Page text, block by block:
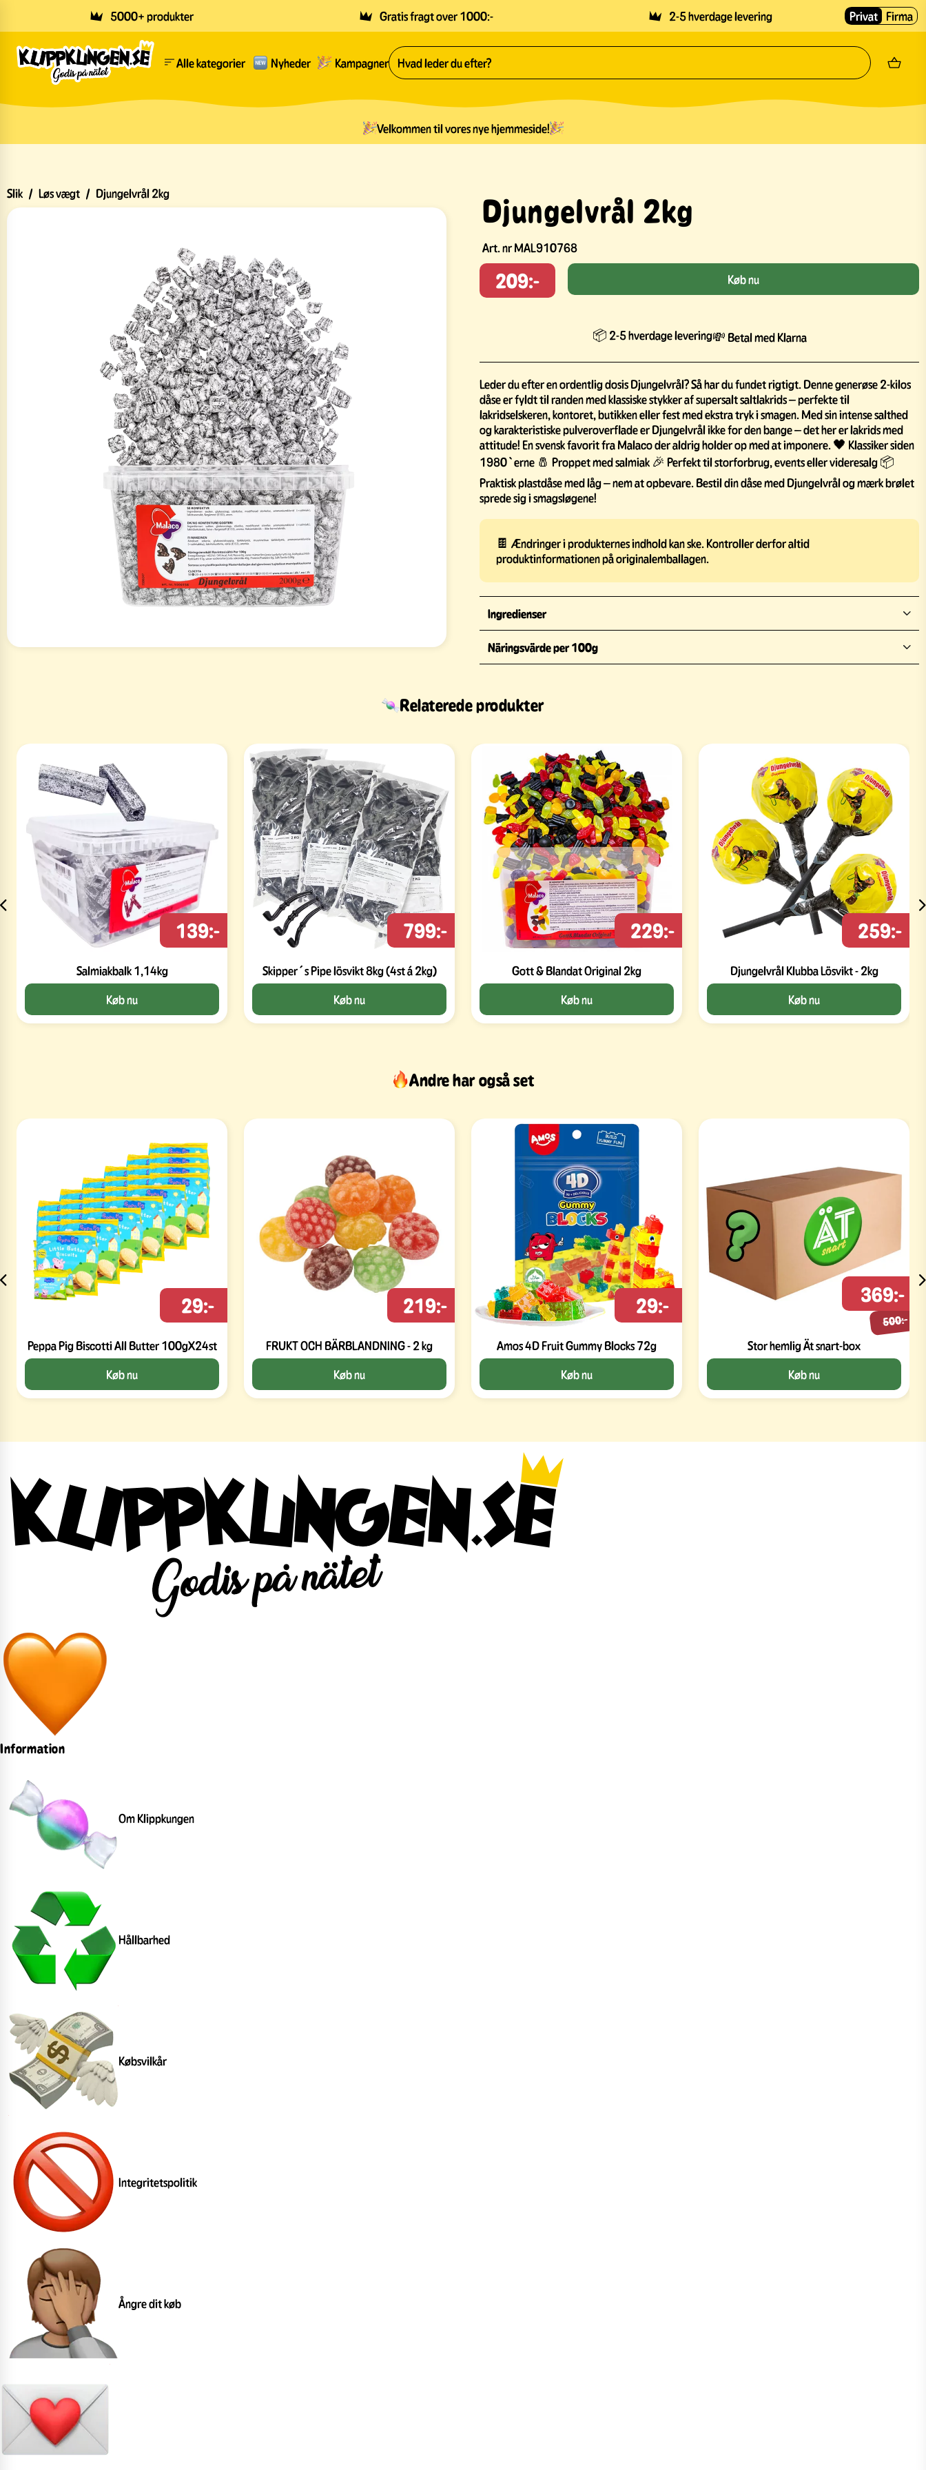
5000+ produkter Gratis fragt over 1000:- 2-5 hverdage levering Privat Firma
Alle kategorier Nyheder Kampagner
Velkommen til vores nye hjemmeside!
Slik / Løs vægt / Djungelvrål 2kg Djungelvrål 2kg
Art. nrMAL910768
209:- Køb nu
📦 2-5 hverdage levering💸 Betal med Klarna
Leder du efter en ordentlig dosis Djungelvrål? Så har du fundet rigtigt. Denne generøse 2-kilos
dåse er fyldt til randen med klassiske stykker af supersalt saltlakrids – perfekte til
lakridselskeren, kontoret, butikken eller fest med ekstra tryk i smagen. Med sin intense salthed
og karakteristiske pulveroverflade er Djungelvrål ikke for den bange – det her er lakrids med
attitude! En svensk favorit fra Malaco der aldrig holder op med at imponere. 🖤 Klassiker siden
1980`erne 🧂 Proppet med salmiak 🎉 Perfekt til storforbrug, events eller videresalg 📦
Praktisk plastdåse med låg – nem at opbevare. Bestil din dåse med Djungelvrål og mærk brølet
sprede sig i smagsløgene!
🍫 Ændringer i produkternes indhold kan ske. Kontroller derfor altid
produktinformationen på originalemballagen.
Ingredienser
Näringsvärde per 100g
Relaterede produkter
Salmiakbalk 1,14kg
139:-
Køb nu
Skipper´s Pipe lösvikt 8kg (4st á 2kg)
799:-
Køb nu
Gott & Blandat Original 2kg
229:-
Køb nu
Djungelvrål Klubba Lösvikt - 2kg
259:-
Køb nu
Andre har også set
Peppa Pig Biscotti All Butter 100gX24st
29:-
Køb nu
FRUKT OCH BÄRBLANDNING - 2 kg
219:-
Køb nu
Amos 4D Fruit Gummy Blocks 72g
29:-
Køb nu
Stor hemlig Ät snart-box
500:-
369:-
Køb nu
Information
Om Klippkungen
Hållbarhed
Købsvilkår
Integritetspolitik
Ångre dit køb